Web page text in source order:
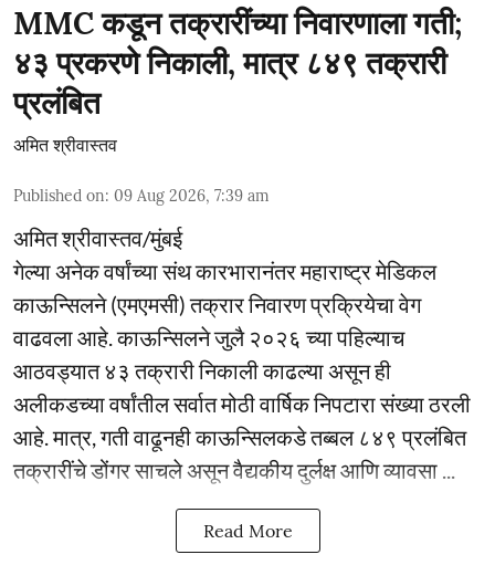
MMC कडून तक्रारींच्या निवारणाला गती;
४३ प्रकरणे निकाली, मात्र ८४९ तक्रारी
प्रलंबित
अमित श्रीवास्तव
Published on: 09 Aug 2026, 7:39 am
अमित श्रीवास्तव/मुंबई
गेल्या अनेक वर्षांच्या संथ कारभारानंतर महाराष्ट्र मेडिकल
काऊन्सिलने (एमएमसी) तक्रार निवारण प्रक्रियेचा वेग
वाढवला आहे. काऊन्सिलने जुलै २०२६ च्या पहिल्याच
आठवड्यात ४३ तक्रारी निकाली काढल्या असून ही
अलीकडच्या वर्षांतील सर्वात मोठी वार्षिक निपटारा संख्या ठरली
आहे. मात्र, गती वाढूनही काऊन्सिलकडे तब्बल ८४९ प्रलंबित
तक्रारींचे डोंगर साचले असून वैद्यकीय दुर्लक्ष आणि व्यावसा ...
Read More